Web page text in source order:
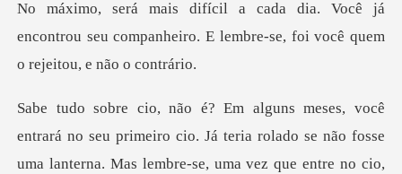
ê já
encontrou seu companheiro. E lembre-se,
o. Já teria rolado se não fosse
uma lanterna. Mas lembre-se, uma vez que ent